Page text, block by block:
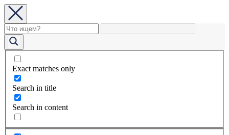
Exact matches only
Search in title
Search in content